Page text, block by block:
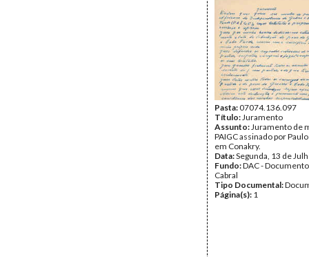
Pasta:07074.136.097
Título:Juramento
Assunto:Juramento de
PAIGC assinado por
em Conakry.
Data:Segunda, 13 de
Fundo:DAC -
Cabral
Tipo Documental:
Página(s): 1